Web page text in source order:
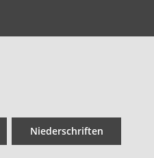
Niederschriften